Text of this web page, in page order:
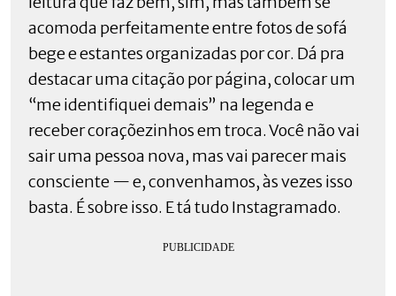
acomoda perfeitamente entre fotos de sofá
bege e estantes organizadas por cor. Dá pra
destacar uma citação por página, colocar um
“me identifiquei demais” na legenda e
receber coraçõezinhos em troca. Você não vai
sair uma pessoa nova, mas vai parecer mais
consciente — e, convenhamos, às vezes isso
basta. É sobre isso. E tá tudo Instagramado.